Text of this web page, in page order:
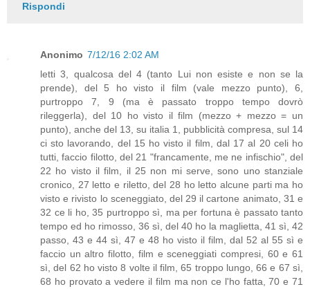
Rispondi
Anonimo 7/12/16 2:02 AM
letti 3, qualcosa del 4 (tanto Lui non esiste e non se la
prende), del 5 ho visto il film (vale mezzo punto), 6,
purtroppo 7, 9 (ma è passato troppo tempo dovrò
rileggerla), del 10 ho visto il film (mezzo + mezzo = un
punto), anche del 13, su italia 1, pubblicità compresa, sul 14
ci sto lavorando, del 15 ho visto il film, dal 17 al 20 celi ho
tutti, faccio filotto, del 21 "francamente, me ne infischio", del
22 ho visto il film, il 25 non mi serve, sono uno stanziale
cronico, 27 letto e riletto, del 28 ho letto alcune parti ma ho
visto e rivisto lo sceneggiato, del 29 il cartone animato, 31 e
32 ce li ho, 35 purtroppo sì, ma per fortuna è passato tanto
tempo ed ho rimosso, 36 sì, del 40 ho la maglietta, 41 sì, 42
passo, 43 e 44 sì, 47 e 48 ho visto il film, dal 52 al 55 sì e
faccio un altro filotto, film e sceneggiati compresi, 60 e 61
sì, del 62 ho visto 8 volte il film, 65 troppo lungo, 66 e 67 sì,
68 ho provato a vedere il film ma non ce l'ho fatta, 70 e 71